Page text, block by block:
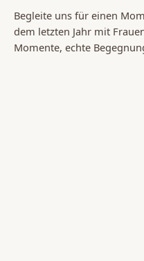
Begleite uns für einen
dem letzten Jahr mit
Momente, echte